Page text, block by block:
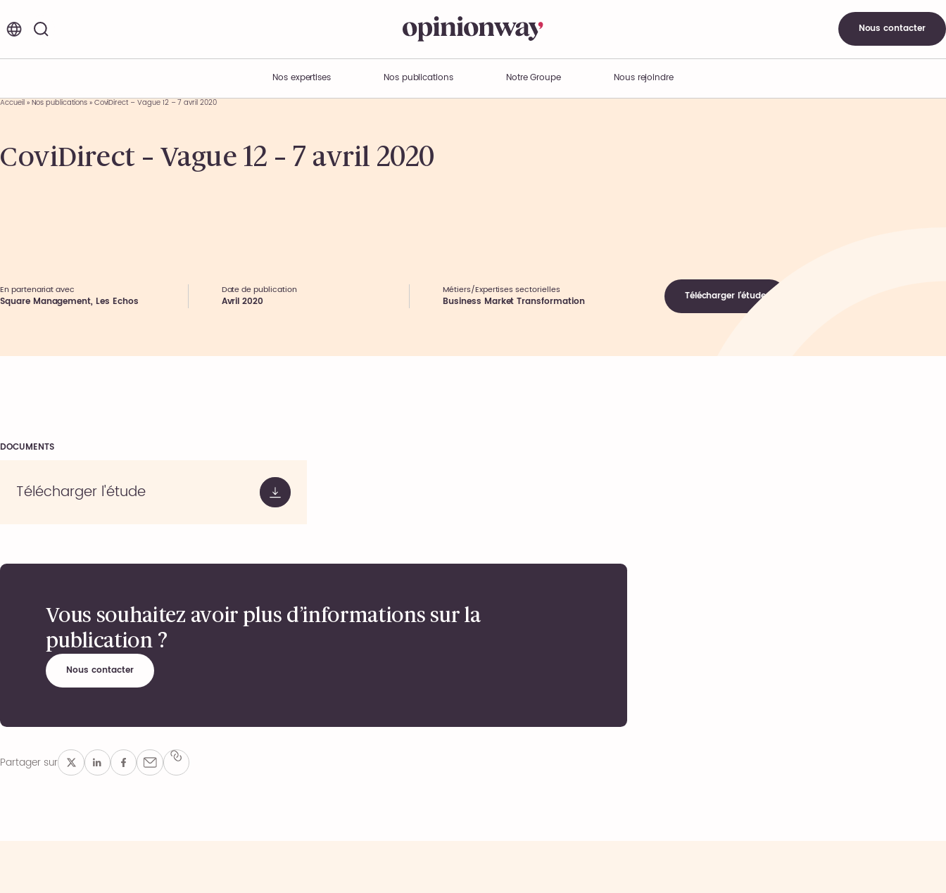
Nous contacter
Nos expertises
Vos enjeux
Expertises métiers
Nos publications Notre Groupe
Acteur de l’innovation
Présentation du Groupe
Nous rejoindre
Nos offres d’emplois et de stages
Environnement de travail
Accueil»Nos publications»CoviDirect – Vague 12 – 7 avril 2020
CoviDirect – Vague 12 – 7 avril 2020
En partenariat avec
Square Management, Les Echos
Date de publication
Avril 2020
Métiers/Expertises sectorielles
Business Market Transformation Télécharger l'étude
DOCUMENTS
Télécharger l'étude
Vous souhaitez avoir plus d’informations sur la
publication ?
Nous contacter
Partager sur